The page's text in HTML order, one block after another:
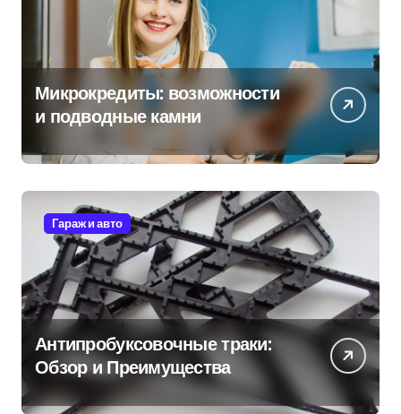
Микрокредиты: возможности
и подводные камни
Гараж и авто
Антипробуксовочные траки:
Обзор и Преимущества